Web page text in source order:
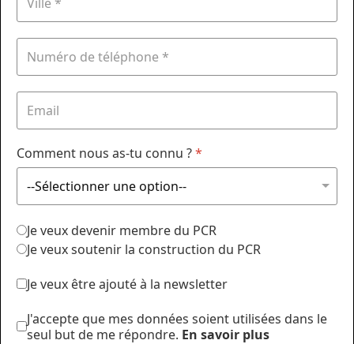
Comment nous as-tu connu ?*
Je veux devenir membre du PCR
Je veux soutenir la construction du PCR
Je veux être ajouté à la newsletter
J'accepte que mes données soient utilisées dans le
seul but de me répondre. En savoir plus